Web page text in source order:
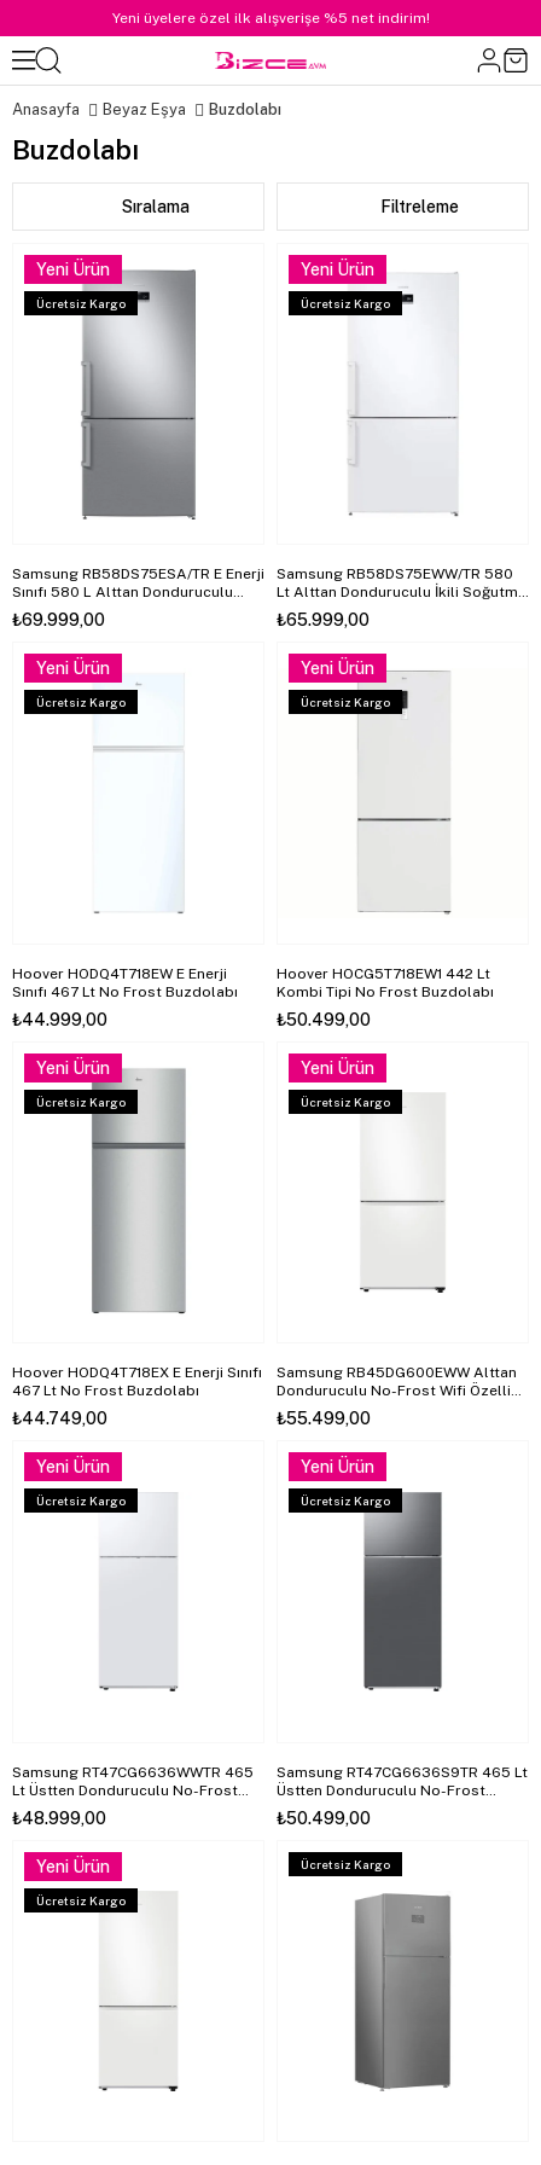
Yeni üyelere özel ilk alışverişe %5 net indirim!
Anasayfa Beyaz Eşya Buzdolabı
Buzdolabı
Filtreleme
Sıralama
Samsung RB58DS75ESA/TR E Enerji
Sınıfı 580 L Alttan Donduruculu
Inox Buzdolabı
₺69.999,00
Yeni Ürün
Ücretsiz Kargo
Samsung RB58DS75EWW/TR 580
Lt Alttan Donduruculu İkili Soğutma
No-Frost Buzdolabı
₺65.999,00
Yeni Ürün
Ücretsiz Kargo
Hoover HODQ4T718EW E Enerji
Sınıfı 467 Lt No Frost Buzdolabı
₺44.999,00
Yeni Ürün
Ücretsiz Kargo
Hoover HOCG5T718EW1 442 Lt
Kombi Tipi No Frost Buzdolabı
₺50.499,00
Yeni Ürün
Ücretsiz Kargo
Hoover HODQ4T718EX E Enerji Sınıfı
467 Lt No Frost Buzdolabı
₺44.749,00
Yeni Ürün
Ücretsiz Kargo
Samsung RB45DG600EWW Alttan
Donduruculu No-Frost Wifi Özellikli
Buzdolabı
₺55.499,00
Yeni Ürün
Ücretsiz Kargo
Samsung RT47CG6636WWTR 465
Lt Üstten Donduruculu No-Frost
Buzdolabı, Wi-Fi
₺48.999,00
Yeni Ürün
Ücretsiz Kargo
Samsung RT47CG6636S9TR 465 Lt
Üstten Donduruculu No-Frost
Buzdolabı, Wi-Fi
₺50.499,00
Yeni Ürün
Ücretsiz Kargo
Yeni Ürün
Ücretsiz Kargo
Ücretsiz Kargo